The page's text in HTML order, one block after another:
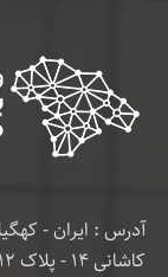
آدرس : ایران -
کاشانی 14 - پلاک 12